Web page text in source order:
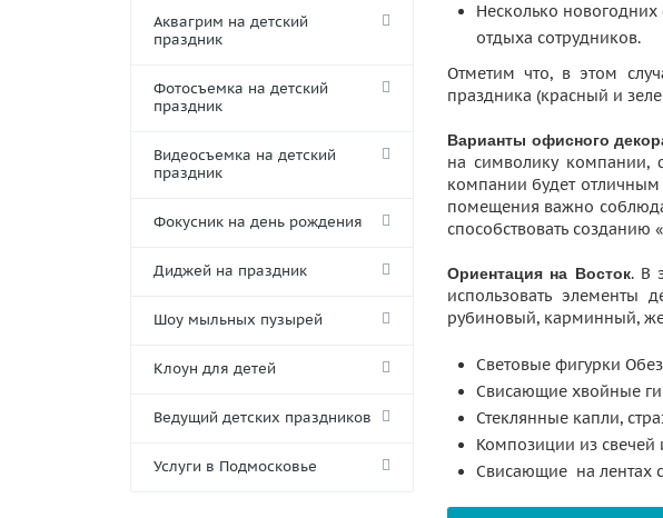
Аквагрим на детский
праздник
Фотосъемка на детский
праздник
Видеосъемка на детский
праздник
Фокусник на день рождения
Диджей на праздник
Шоу мыльных пузырей
Клоун для детей
Ведущий детских праздников
Услуги в Подмосковье
Несколько
отдыха сотрудников.
Отметим что, в этом
праздника (красный и
Варианты офисного
на символику
компании будет
помещения важно
способствовать
Ориентация на Восток. В
использовать элементы
рубиновый, карминный,
Световые фигурки
Свисающие хвойные
Стеклянные капли,
Композиции из свечей
Свисающие на лентах